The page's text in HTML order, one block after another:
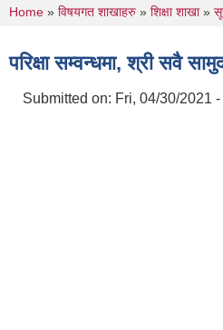
You are here
Home » विषयगत शाखाहरु » शिक्षा शाखा»
परिक्षा सम्वन्धमा, श्री सवै
Submitted on: Fri, 04/30/2021